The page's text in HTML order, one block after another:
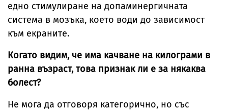
едно стимулиране на допаминергичната
система в мозъка, което води до зависимост
към екраните.
Когато видим, че има качване на килограми в
ранна възраст, това признак ли е за някаква
болест?
Не мога да отговоря категорично, но със